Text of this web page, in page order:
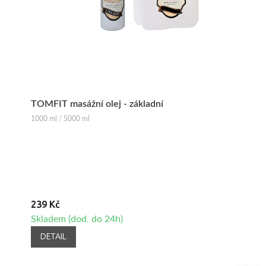
TOMFIT masážní olej - základní
1000 ml / 5000 ml
239 Kč
Skladem (dod. do 24h)
DETAIL